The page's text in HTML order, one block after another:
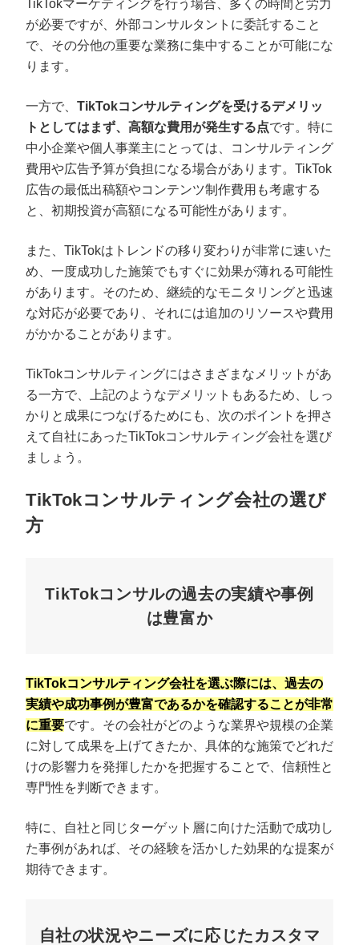
TikTokマーケティングを行う場合、多くの時間と労力
が必要ですが、外部コンサルタントに委託すること
で、その分他の重要な業務に集中することが可能にな
ります。
一方で、 TikTokコンサルティングを受けるデメリッ
トとしてはまず、高額な費用が発生する点です。特に
中小企業や個人事業主にとっては、コンサルティング
費用や広告予算が負担になる場合があります。TikTok
広告の最低出稿額やコンテンツ制作費用も考慮する
と、初期投資が高額になる可能性があります。
また、TikTokはトレンドの移り変わりが非常に速いた
め、一度成功した施策でもすぐに効果が薄れる可能性
があります。そのため、継続的なモニタリングと迅速
な対応が必要であり、それには追加のリソースや費用
がかかることがあります。
TikTokコンサルティングにはさまざまなメリットがあ
る一方で、上記のようなデメリットもあるため、しっ
かりと成果につなげるためにも、次のポイントを押さ
えて自社にあったTikTokコンサルティング会社を選び
ましょう。
TikTokコンサルティング会社の選び
方
TikTokコンサルの過去の実績や事例
は豊富か
TikTokコンサルティング会社を選ぶ際には、過去の
実績や成功事例が豊富であるかを確認することが非常
に重要です。その会社がどのような業界や規模の企業
に対して成果を上げてきたか、具体的な施策でどれだ
けの影響力を発揮したかを把握することで、信頼性と
専門性を判断できます。
特に、自社と同じターゲット層に向けた活動で成功し
た事例があれば、その経験を活かした効果的な提案が
期待できます。
自社の状況やニーズに応じたカスタマ